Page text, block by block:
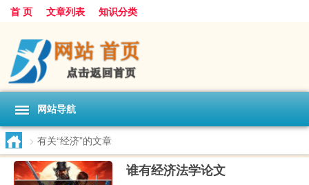
首 页 文章列表 知识分类
网站导航
> 有关“经济”的文章
谁有经济法学论文